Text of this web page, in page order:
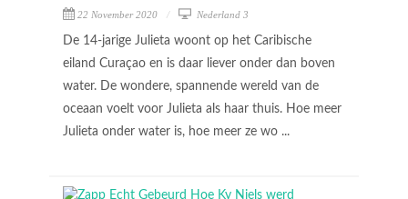
22 November 2020 Nederland 3
De 14-jarige Julieta woont op het Caribische
eiland Curaçao en is daar liever onder dan boven
water. De wondere, spannende wereld van de
oceaan voelt voor Julieta als haar thuis. Hoe meer
Julieta onder water is, hoe meer ze wo ...